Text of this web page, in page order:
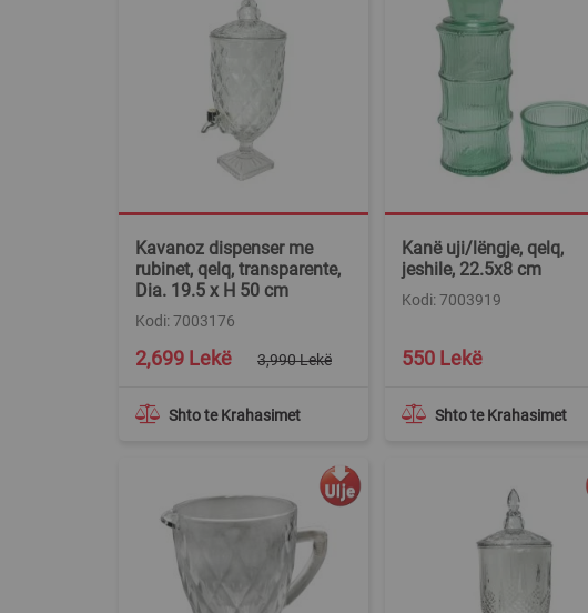
Kavanoz dispenser me
rubinet, qelq, transparente,
Dia. 19.5 x H 50 cm
Kodi: 7003176
Shto te Krahasimet
Special
Price
2,699 Lekë 3,990 Lekë
Kanë uji/lëngje, qelq,
jeshile, 22.5x8 cm
Kodi: 7003919
Shto te Krahasimet
550 Lekë